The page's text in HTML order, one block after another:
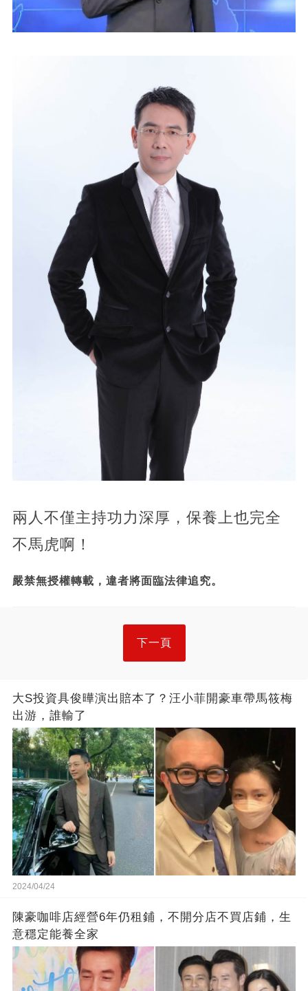
兩人不僅主持功力深厚，保養上也完全
不馬虎啊！
嚴禁無授權轉載，違者將面臨法律追究。
下一頁
大S投資具俊曄演出賠本了？汪小菲開豪車帶馬筱梅
出游，誰輸了
2024/04/24
陳豪咖啡店經營6年仍租鋪，不開分店不買店鋪，生
意穩定能養全家